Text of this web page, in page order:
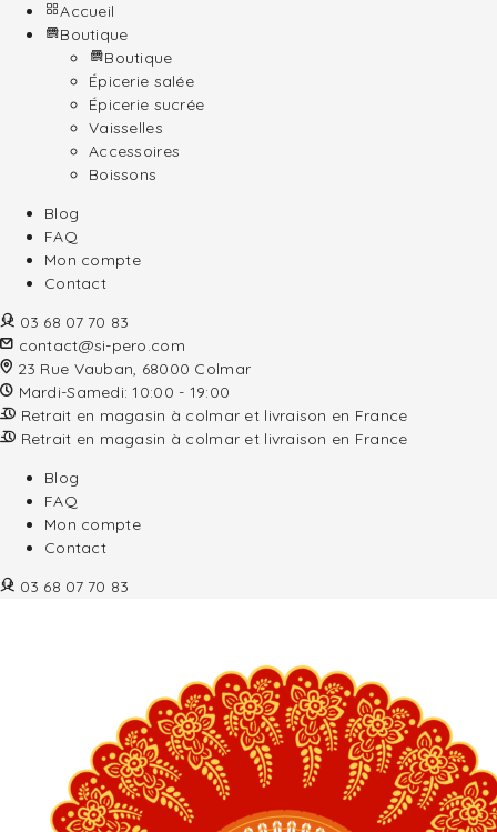
Accueil
Boutique
Boutique
Épicerie salée
Épicerie sucrée
Vaisselles
Accessoires
Boissons
Blog
FAQ
Mon compte
Contact
03 68 07 70 83
contact@si-pero.com
23 Rue Vauban, 68000 Colmar
Mardi-Samedi: 10:00 - 19:00
Retrait en magasin à colmar et livraison en France
Retrait en magasin à colmar et livraison en France
Blog
FAQ
Mon compte
Contact
03 68 07 70 83